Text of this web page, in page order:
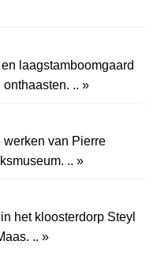
laagstamboomgaard
.. »
werken van Pierre
Cuypers, architect van het Rijksmuseum. .. »
het kloosterdorp Steyl
.. »